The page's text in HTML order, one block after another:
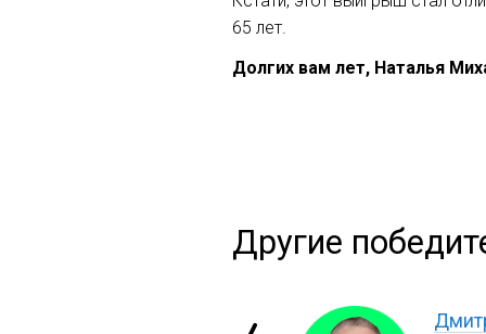
65 лет.
Долгих вам лет, Наталья
Другие